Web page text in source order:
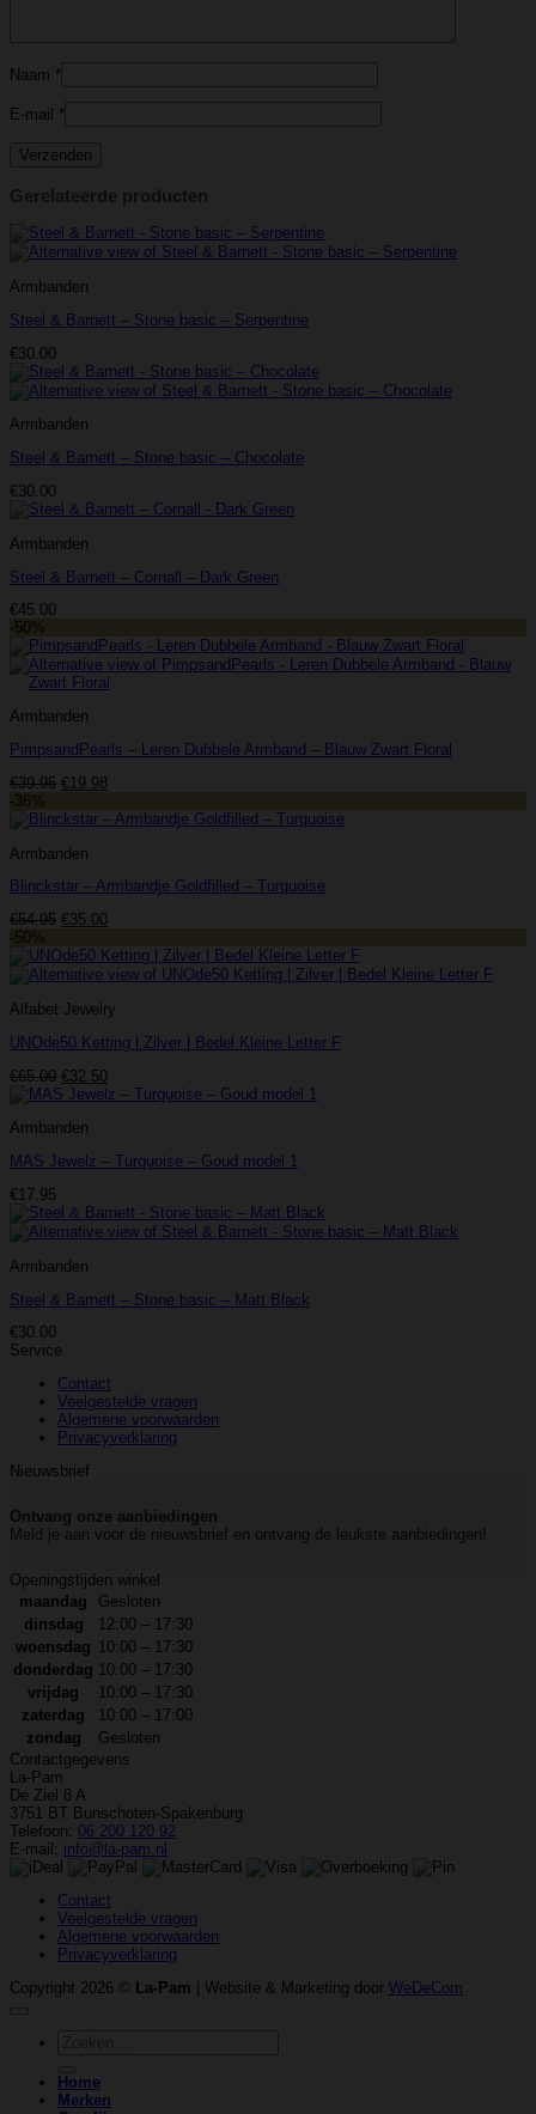
Naam *
E-mail *
Gerelateerde producten
Armbanden
Steel & Barnett – Stone basic – Serpentine
€30.00
Armbanden
Steel & Barnett – Stone basic – Chocolate
€30.00
Armbanden
Steel & Barnett – Cornall – Dark Green
€45.00
-50%
Armbanden
PimpsandPearls – Leren Dubbele Armband – Blauw Zwart Floral
€39.95 Oorspronkelijke
was:
€19.98
is:
-36%
Armbanden
Blinckstar – Armbandje Goldfilled – Turquoise
€54.95 Oorspronkelijke
was:
€54.95.
€35.00Huidige
is:
€35.00.
-50%
Alfabet Jewelry
UNOde50 Ketting | Zilver | Bedel Kleine Letter F
€65.00 Oorspronkelijke
prijs
€65.00.
€32.50Huidige
prijs
Armbanden
MAS Jewelz – Turquoise – Goud model 1
€17.95
Armbanden
Steel & Barnett – Stone basic – Matt Black
€30.00
Service
Contact
Veelgestelde vragen
Algemene voorwaarden
Privacyverklaring
Nieuwsbrief
Ontvang onze aanbiedingen
Meld je aan voor de nieuwsbrief en ontvang de leukste aanbiedingen!
Openingstijden winkel
maandag
Gesloten
dinsdag
12:00 – 17:30
woensdag 10:00 – 17:30
donderdag 10:00 – 17:30
vrijdag
10:00 – 17:30
zaterdag
10:00 – 17:00
zondag
Gesloten
Contactgegevens
La-Pam
De Ziel 8 A
3751 BT Bunschoten-Spakenburg
Telefoon: 06 200 120 92
E-mail: info@la-pam.nl
Contact
Veelgestelde vragen
Algemene voorwaarden
Privacyverklaring
Copyright 2026 © La-Pam | Website & Marketing door WeDeCom
Home
Merken